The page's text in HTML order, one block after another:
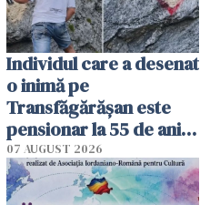
Individul care a desenat
o inimă pe
Transfăgărășan este
pensionar la 55 de ani.
Poliția l-a identificat
07 AUGUST 2026